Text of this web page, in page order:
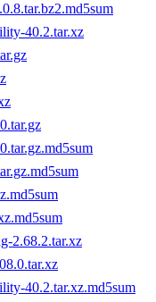
40.2.tar.xz
2.68.2.tar.xz
40.2.tar.xz.md5sum